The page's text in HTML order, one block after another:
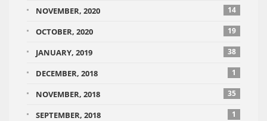
NOVEMBER, 2020 14
OCTOBER, 2020 19
JANUARY, 2019 38
DECEMBER, 2018 1
NOVEMBER, 2018 35
SEPTEMBER, 2018 1